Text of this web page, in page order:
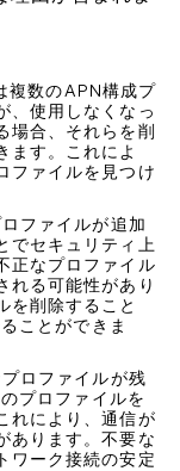
複数のAPN構成プ
、使用しなくなっ
場合、それらを削
ます。これによ
ファイルを見つけ
ファイルが追加
でセキュリティ上
正なプロファイル
れる可能性があり
を削除すること
ことができま
ロファイルが残
プロファイルを
れにより、通信が
あります。不要な
ワーク接続の安定